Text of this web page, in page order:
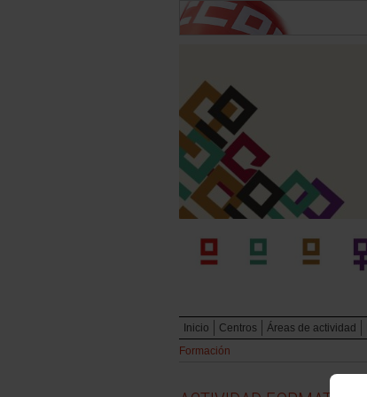
Inicio Centros Áreas de actividad
Formación